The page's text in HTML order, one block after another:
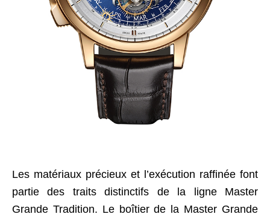
Les matériaux précieux et l’exécution raffinée font
partie des traits distinctifs de la ligne Master
Grande Tradition. Le boîtier de la Master Grande